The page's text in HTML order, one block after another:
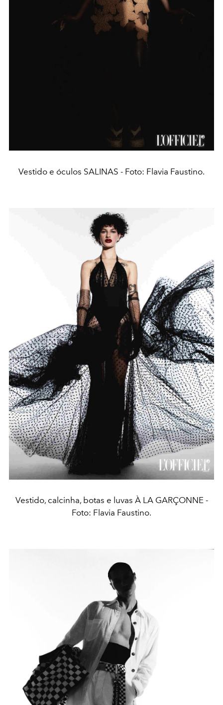
Vestido e óculos SALINAS - Foto: Flavia Faustino.
Vestido, calcinha, botas e luvas À LA GARÇONNE -
Foto: Flavia Faustino.